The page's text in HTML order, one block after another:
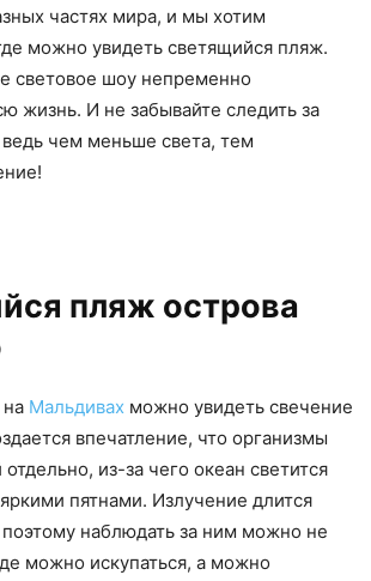
частях мира, и мы хотим
можно увидеть светящийся пляж.
световое шоу непременно
жизнь. И не забывайте следить за
чем меньше света, тем
пляж острова
Мальдивах можно увидеть свечение
впечатление, что организмы
из-за чего океан светится
пятнами. Излучение длится
наблюдать за ним можно не
можно искупаться, а можно